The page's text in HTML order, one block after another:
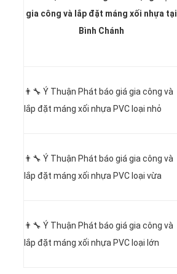
gia công và lắp đặt máng xối nhựa tại
Bình Chánh
👨‍🔧 Ý Thuận Phát báo giá gia công và
lắp đặt máng xối nhựa PVC loại nhỏ
👨‍🔧 Ý Thuận Phát báo giá gia công và
lắp đặt máng xối nhựa PVC loại vừa
👨‍🔧 Ý Thuận Phát báo giá gia công và
lắp đặt máng xối nhựa PVC loại lớn